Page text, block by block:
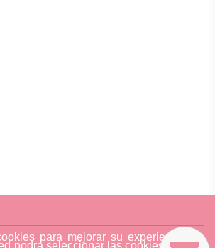
para mejorar su experiencia de
podrá seleccionar las cookies nuestra